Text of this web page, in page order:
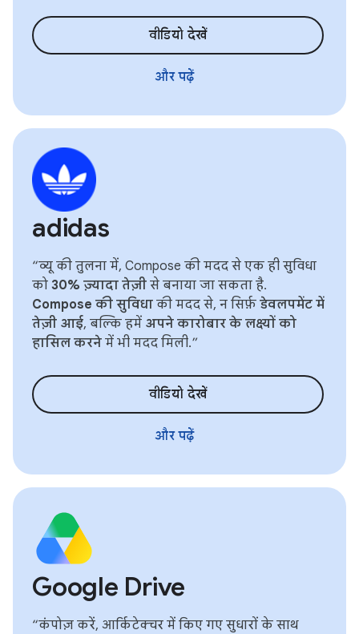
वीडियो देखें
और पढ़ें
adidas
“व्यू की तुलना में, Compose की मदद से एक ही सुविधा
को 30% ज़्यादा तेज़ी से बनाया जा सकता है.
Compose की सुविधा की मदद से, न सिर्फ़ डेवलपमेंट में
तेज़ी आई, बल्कि हमें अपने कारोबार के लक्ष्यों को
हासिल करने में भी मदद मिली.”
वीडियो देखें
और पढ़ें
Google Drive
“कंपोज़ करें, आर्किटेक्चर में किए गए सुधारों के साथ